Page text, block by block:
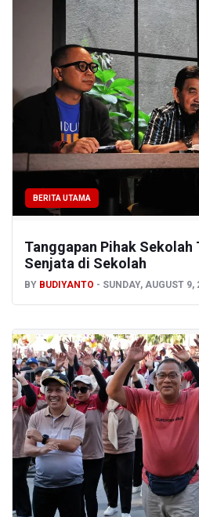
BERITA UTAMA
Tanggapan Pihak Sekolah
Senjata di Sekolah
BY BUDIYANTO SUNDAY, AUGUST 9,